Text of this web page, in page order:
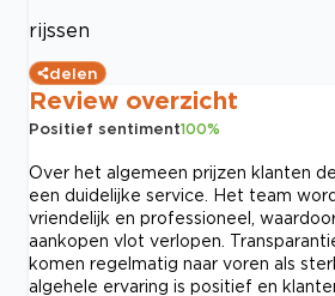
rijssen
delen
Review overzicht
Positief sentiment100%
Over het algemeen prijzen klanten
een duidelijke service. Het team
vriendelijk en professioneel,
aankopen vlot verlopen.
komen regelmatig naar voren als
algehele ervaring is positief en